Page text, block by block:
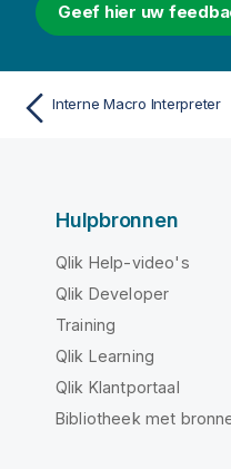
Geef hier uw
Interne Macro Interpreter
Hulpbronnen
Qlik Help-video's
Qlik Developer
Training
Qlik Learning
Qlik Klantportaal
Bibliotheek met